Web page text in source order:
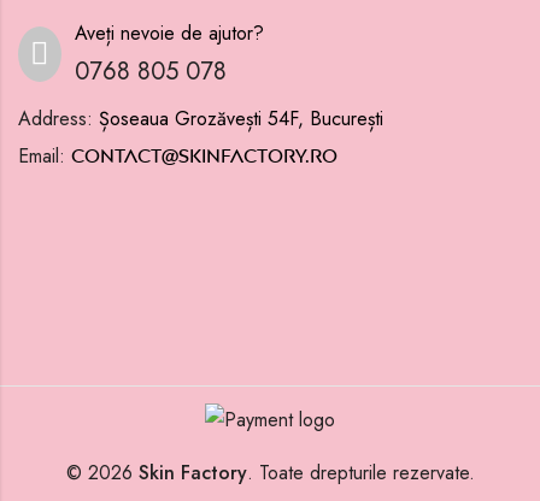
Aveți nevoie de ajutor?
0768 805 078
Address: Șoseaua Grozăvești 54F, București
Email: contact@skinfactory.ro
© 2026 Skin Factory. Toate drepturile rezervate.